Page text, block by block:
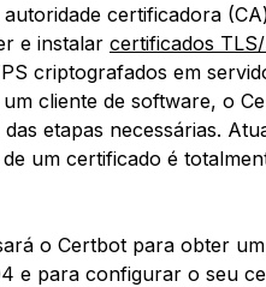
autoridade certificadora
e instalar certificados
criptografados em
cliente de software, o
etapas necessárias.
um certificado é
o Certbot para obter
e para configurar o seu